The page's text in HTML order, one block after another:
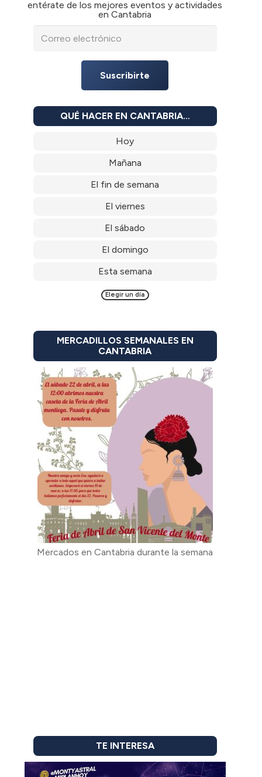
entérate de los mejores eventos y actividades
en Cantabria
Suscribirte
QUÉ HACER EN CANTABRIA…
Hoy
Mañana
El fin de semana
El viernes
El sábado
El domingo
Esta semana
Elegir un día
MERCADILLOS SEMANALES EN
CANTABRIA
Mercados en Cantabria durante la semana
TE INTERESA